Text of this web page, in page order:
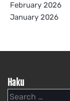
February 2026
January 2026
Haku
Search